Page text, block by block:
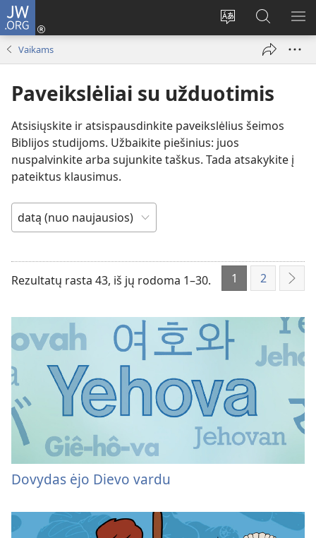
JW.ORG
Pakeisti
svetainės
Prisijungti
(atsiveria Paieška
svetainėje
JW.ORG
Vaikams
Paveikslėliai su užduotimis
Atsisiųskite ir atsispausdinkite paveikslėlius šeimos
Biblijos studijoms. Užbaikite piešinius: juos
nuspalvinkite arba sujunkite taškus. Tada atsakykite į
pateiktus klausimus.
RŪŠIUOTI
Rezultatų rasta 43, iš jų rodoma 1–30. 1 2
Dovydas ėjo Dievo vardu